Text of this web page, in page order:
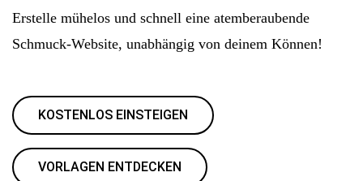
Erstelle mühelos und schnell eine atemberaubende
Schmuck-Website, unabhängig von deinem Können!
KOSTENLOS EINSTEIGEN
VORLAGEN ENTDECKEN